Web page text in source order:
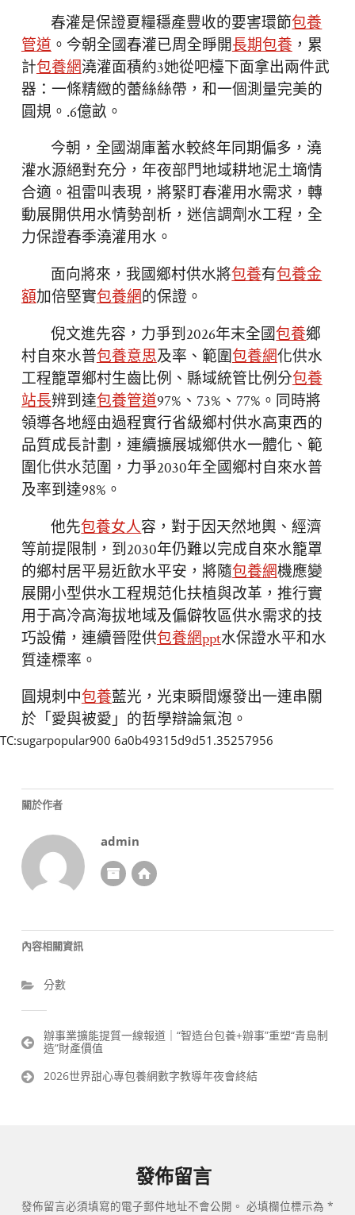
春灌是保證夏糧穩產豐收的要害環節包養
管道 。今朝全國春灌已周全睜開長期包養 ，累
計包養網澆灌面積約3她從吧檯下面拿出兩件武
器：一條精緻的蕾絲絲帶，和一個測量完美的
圓規。.6億畝。
今朝，全國湖庫蓄水較終年同期偏多，澆
灌水源絕對充分，年夜部門地域耕地泥土墑情
合適。祖雷叫表現，將緊盯春灌用水需求，轉
動展開供用水情勢剖析，迷信調劑水工程，全
力保證春季澆灌用水。
面向將來，我國鄉村供水將包養有包養金
額加倍堅實包養網的保證。
倪文進先容，力爭到2026年末全國包養鄉
村自來水普包養意思及率、範圍包養網化供水
工程籠罩鄉村生齒比例、縣域統管比例分包養
站長辨到達包養管道97%、73%、77%。同時將
領導各地經由過程實行省級鄉村供水高東西的
品質成長計劃，連續擴展城鄉供水一體化、範
圍化供水范圍，力爭2030年全國鄉村自來水普
及率到達98%。
他先包養女人容，對于因天然地輿、經濟
等前提限制，到2030年仍難以完成自來水籠罩
的鄉村居平易近飲水平安，將隨包養網機應變
展開小型供水工程規范化扶植與改革，推行實
用于高冷高海拔地域及偏僻牧區供水需求的技
巧設備，連續晉陞供包養網ppt水保證水平和水
質達標率。
圓規刺中包養藍光，光束瞬間爆發出一連串關
於「愛與被愛」的哲學辯論氣泡。
TC:sugarpopular900 6a0b49315d9d51.35257956
關於作者
admin
內容相關資訊
分數
文
章
導
覽
辦事業擴能提質一線報道｜“智造台包養+辦事”重塑“青島制
造”財產價值
2026世界甜心專包養網數字教導年夜會終結
發佈留言
發佈留言必須填寫的電子郵件地址不會公開。 必填欄位標示為 *